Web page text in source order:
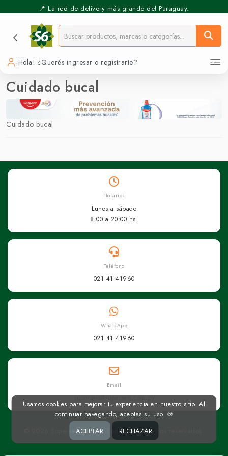
📍 La red de delivery más grande del Paraguay.
¡Hola! ¿Querés ingresar o registrarte?
Cuidado bucal
Cuidado bucal
Horarios
Lunes a sábado
8:00 a 20:00 hs.
Teléfono
021 41 41960
WhatsApp
021 41 41960
Email
superseis@superseis.com.py
© 2026 Superseis Online. Todos los derechos reservados.
Usamos cookies para mejorar tu experiencia en nuestro sitio. Al
continuar navegando, aceptas su uso. 🍪
ACEPTAR RECHAZAR